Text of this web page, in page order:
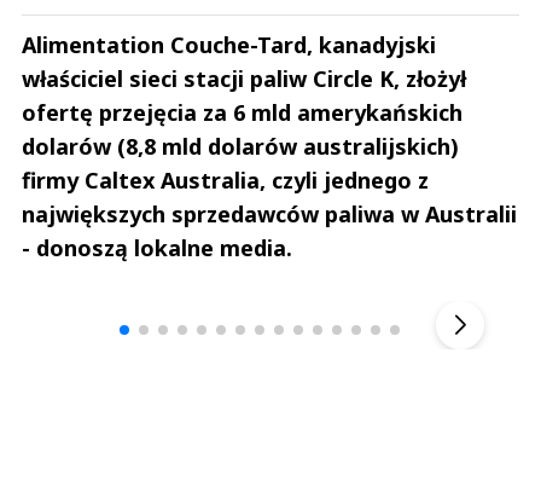
Alimentation Couche-Tard, kanadyjski
właściciel sieci stacji paliw Circle K, złożył
ofertę przejęcia za 6 mld amerykańskich
dolarów (8,8 mld dolarów australijskich)
firmy Caltex Australia, czyli jednego z
największych sprzedawców paliwa w Australii
- donoszą lokalne media.